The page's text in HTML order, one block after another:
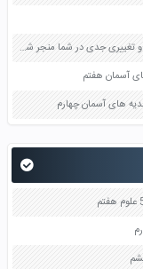
یکی از موثرترین پیام هایی را که دریافت کرده اید و به اقناع و تغییری جدی در شما منجر شده است برسی کنید و علت این تاثیر گذاری قابل توجه را بنویسید صفحه 52 تفکر و سواد رسانه ای دهم